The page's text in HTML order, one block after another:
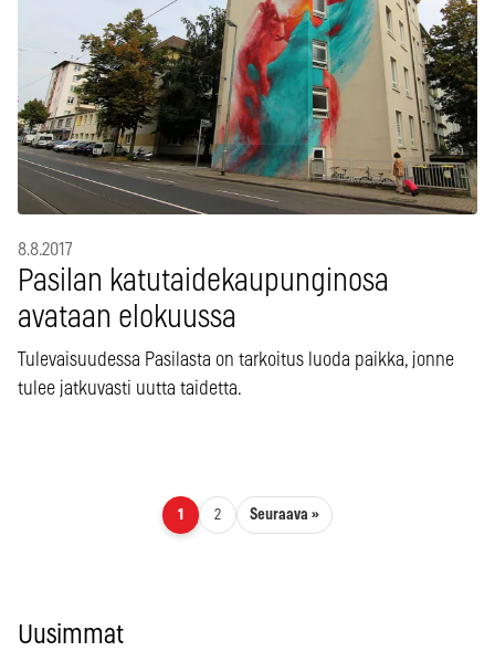
8.8.2017
Pasilan katutaidekaupunginosa
avataan elokuussa
Tulevaisuudessa Pasilasta on tarkoitus luoda paikka, jonne
tulee jatkuvasti uutta taidetta.
Artikkelien sivutus
1 2 Seuraava »
Uusimmat